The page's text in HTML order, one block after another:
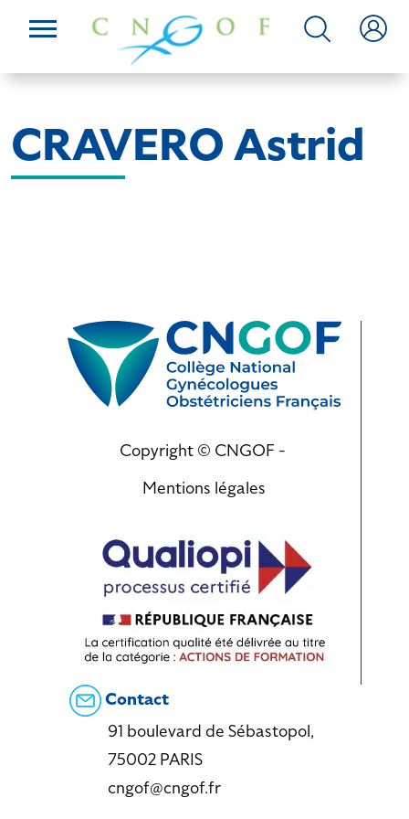
CRAVERO Astrid
Copyright © CNGOF -
Mentions légales
Contact
91 boulevard de Sébastopol,
75002 PARIS
cngof@cngof.fr